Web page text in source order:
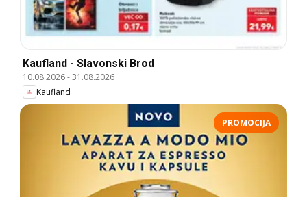
Kaufland - Slavonski Brod
10.08.2026-31.08.2026
Kaufland
PROMOCIJA